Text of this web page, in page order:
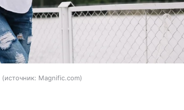
источник: Magnific.com